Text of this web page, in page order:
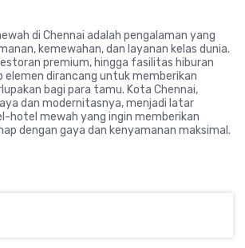
di Chennai adalah pengalaman yang
kemewahan, dan layanan kelas dunia.
premium, hingga fasilitas hiburan
elemen dirancang untuk memberikan
bagi para tamu. Kota Chennai,
dan modernitasnya, menjadi latar
hotel mewah yang ingin memberikan
dengan gaya dan kenyamanan maksimal.